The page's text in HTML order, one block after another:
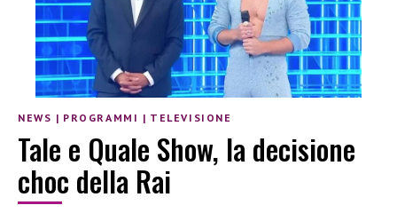
NEWS | PROGRAMMI | TELEVISIONE
Tale e Quale Show, la decisione
choc della Rai